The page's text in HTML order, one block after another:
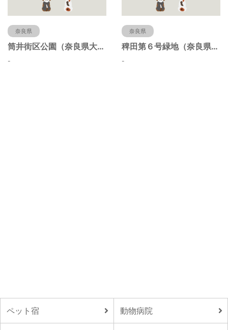
奈良県
筒井街区公園（奈良県大和郡山市）
-
奈良県
稗田第６号緑地（奈良県大和郡山市）
-
ペット宿 動物病院